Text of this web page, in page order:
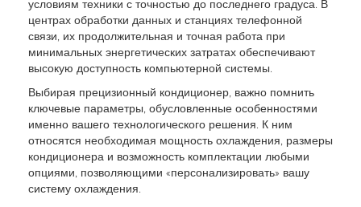
Контакты
условиям техники с точностью до последнего градуса. В
центрах обработки данных и станциях телефонной
связи, их продолжительная и точная работа при
минимальных энергетических затратах обеспечивают
высокую доступность компьютерной системы.
Выбирая прецизионный кондиционер, важно помнить
ключевые параметры, обусловленные особенностями
именно вашего технологического решения. К ним
относятся необходимая мощность охлаждения, размеры
кондиционера и возможность комплектации любыми
опциями, позволяющими «персонализировать» вашу
систему охлаждения.